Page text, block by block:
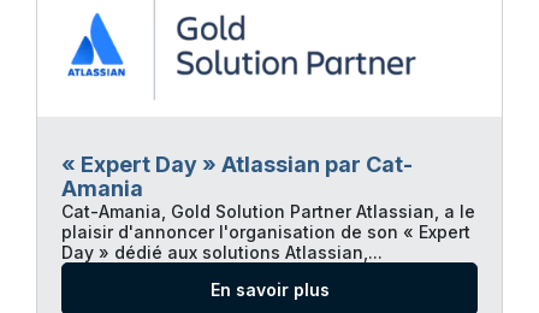
« Expert Day » Atlassian par Cat-
Amania
Cat-Amania, Gold Solution Partner Atlassian, a le
plaisir d'annoncer l'organisation de son « Expert
Day » dédié aux solutions Atlassian,...
En savoir plus